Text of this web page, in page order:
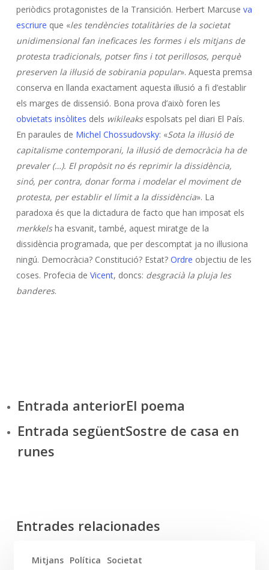
periòdics protagonistes de la Transición. Herbert Marcuse va
escriure que «les tendències totalitàries de la societat
unidimensional fan ineficaces les formes i els mitjans de
protesta tradicionals, potser fins i tot perillosos, perquè
preserven la il·lusió de sobirania popular». Aquesta premsa
conserva en llanda exactament aquesta il·lusió a fi d’establir
els marges de dissensió. Bona prova d’això foren les
obvietats insòlites dels wikileaksespolsats pel diari El País.
En paraules de Michel Chossudovsky: «Sota la il·lusió de
capitalisme contemporani, la il·lusió de democràcia ha de
prevaler (…). El propòsit no és reprimir la dissidència,
sinó, per contra, donar forma i modelar el moviment de
protesta, per establir el límit a la dissidència». La
paradoxa és que la dictadura de facto que han imposat els
merkkelsha esvanit, també, aquest miratge de la
dissidència programada, que per descomptat ja no il·lusiona
ningú. Democràcia? Constitució? Estat? Ordre objectiu de les
coses. Profecia de Vicent, doncs: desgracià la pluja les
banderes.
Entrada anteriorEl poema
Entrada següentSostre de casa en
runes
Entrades relacionades
Mitjans Política
Societat